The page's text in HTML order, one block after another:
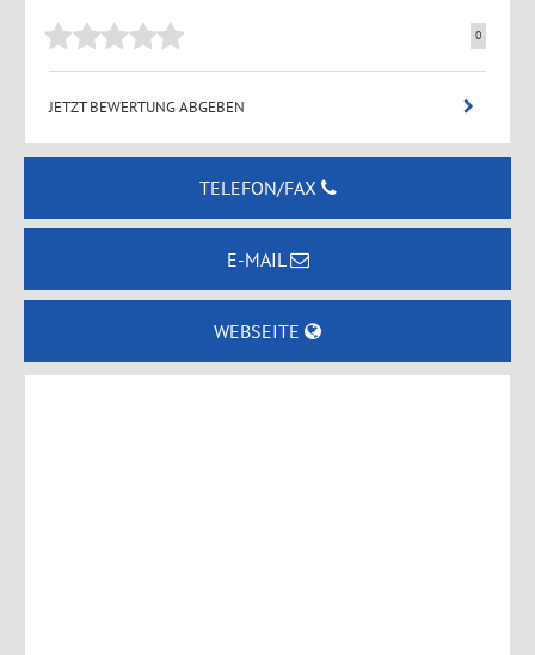
0
JETZT BEWERTUNG ABGEBEN
TELEFON/FAX
E-MAIL
WEBSEITE